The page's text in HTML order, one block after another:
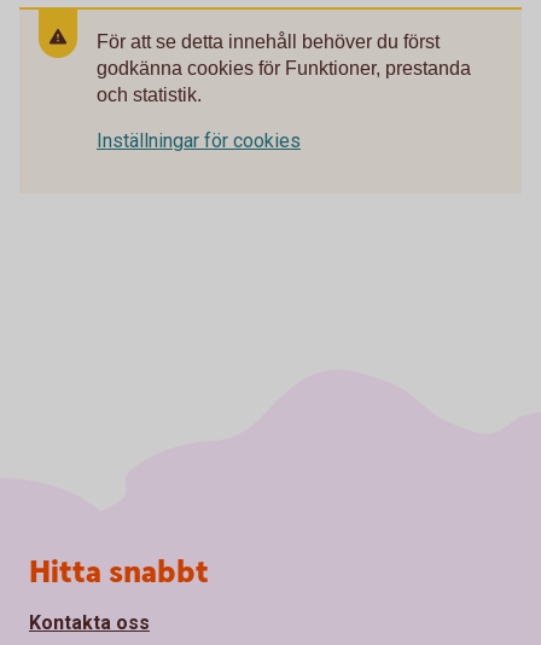
För att se detta innehåll behöver du först
godkänna cookies för Funktioner, prestanda
och statistik.
Inställningar för cookies
Sidfot
Hitta snabbt
Kontakta oss